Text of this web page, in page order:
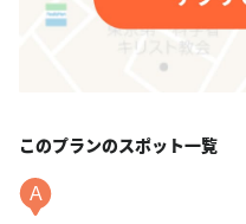
このプランのスポット一覧
A